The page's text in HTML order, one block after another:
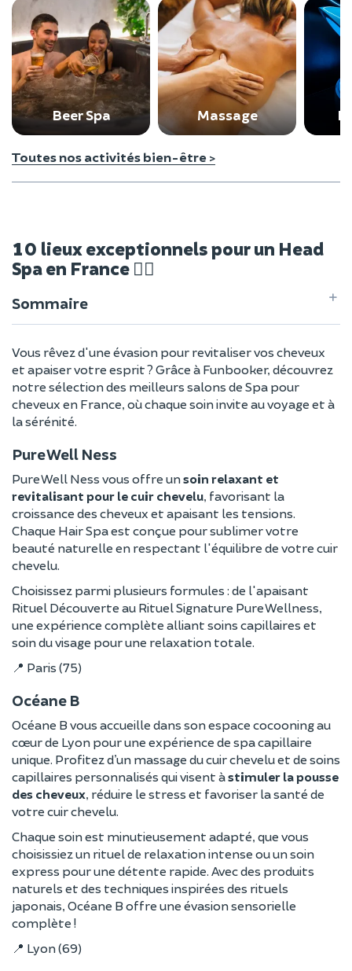
Beer Spa Massage
Toutes nos activités bien-être >
10 lieux exceptionnels pour un Head
Spa en France 🧖‍♀️
Sommaire
Vous rêvez d'une évasion pour revitaliser vos cheveux
et apaiser votre esprit ? Grâce à Funbooker, découvrez
notre sélection des meilleurs salons de Spa pour
cheveux en France, où chaque soin invite au voyage et à
la sérénité.
Pure Well Ness
Pure Well Ness vous offre unsoin relaxant et
revitalisant pour le cuir chevelu, favorisant la
croissance des cheveux et apaisant les tensions.
Chaque Hair Spa est conçue pour sublimer votre
beauté naturelle en respectant l'équilibre de votre cuir
chevelu.
Choisissez parmi plusieurs formules : de l'apaisant
Rituel Découverte au Rituel Signature Pure Wellness,
une expérience complète alliant soins capillaires et
soin du visage pour une relaxation totale.
📍 Paris (75)
Océane B
Océane B vous accueille dans son espace cocooning au
cœur de Lyon pour une expérience de spa capillaire
unique. Profitez d’un massage du cuir chevelu et de soins
capillaires personnalisés qui visent àstimuler la pousse
des cheveux, réduire le stress et favoriser la santé de
votre cuir chevelu.
Chaque soin est minutieusement adapté, que vous
choisissiez un rituel de relaxation intense ou un soin
express pour une détente rapide. Avec des produits
naturels et des techniques inspirées des rituels
japonais, Océane B offre une évasion sensorielle
complète !
📍 Lyon (69)